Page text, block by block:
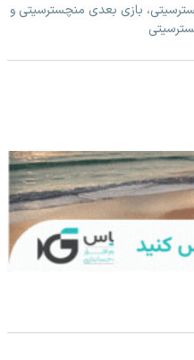
بازی بعدی منچسترسیتی و